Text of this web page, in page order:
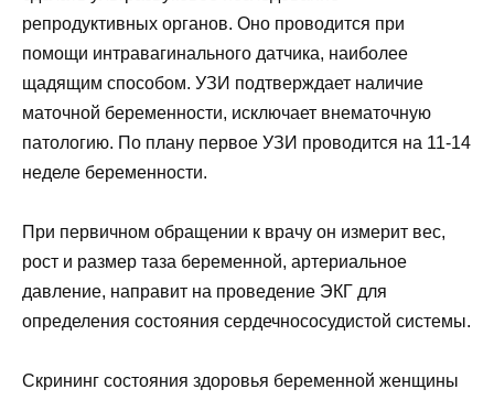
репродуктивных органов. Оно проводится при
помощи интравагинального датчика, наиболее
щадящим способом. УЗИ подтверждает наличие
маточной беременности, исключает внематочную
патологию. По плану первое УЗИ проводится на 11-14
неделе беременности.
При первичном обращении к врачу он измерит вес,
рост и размер таза беременной, артериальное
давление, направит на проведение ЭКГ для
определения состояния сердечнососудистой системы.
Скрининг состояния здоровья беременной женщины